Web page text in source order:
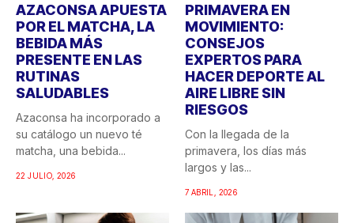
AZACONSA APUESTA
POR EL MATCHA, LA
BEBIDA MÁS
PRESENTE EN LAS
RUTINAS
SALUDABLES
Azaconsa ha incorporado a
su catálogo un nuevo té
matcha, una bebida...
22 JULIO, 2026
PRIMAVERA EN
MOVIMIENTO:
CONSEJOS
EXPERTOS PARA
HACER DEPORTE AL
AIRE LIBRE SIN
RIESGOS
Con la llegada de la
primavera, los días más
largos y las...
7 ABRIL, 2026